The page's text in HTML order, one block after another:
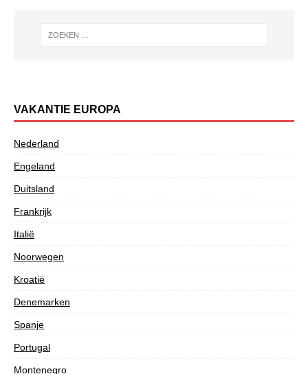
VAKANTIE EUROPA
Nederland
Engeland
Duitsland
Frankrijk
Italië
Noorwegen
Kroatië
Denemarken
Spanje
Portugal
Montenegro